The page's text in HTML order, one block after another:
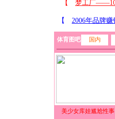
体育图吧 国内
美少女库娃尴尬性事